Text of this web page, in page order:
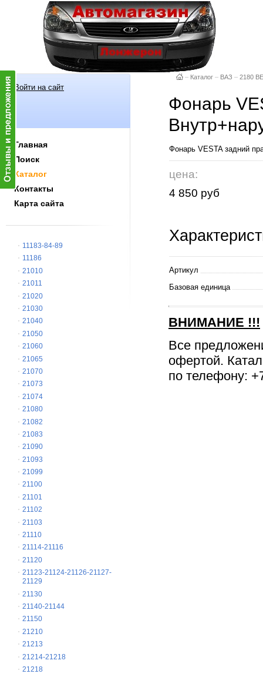
Войти на сайт
Главная
Поиск
Каталог
Контакты
Карта сайта
11183-84-89
11186
21010
21011
21020
21030
21040
21050
21060
21065
21070
21073
21074
21080
21082
21083
21090
21093
21099
21100
21101
21102
21103
21110
21114-21116
21120
21123-21124-21126-21127-
21129
21130
21140-21144
21150
21210
21213
21214-21218
21218
– Каталог – ВАЗ – 2180
Фонарь
Фонарь VESTA задний
цена:
4 850 руб
Артикул
Базовая единица
ВНИМАНИЕ !!!
Все
офертой.
по телефону: